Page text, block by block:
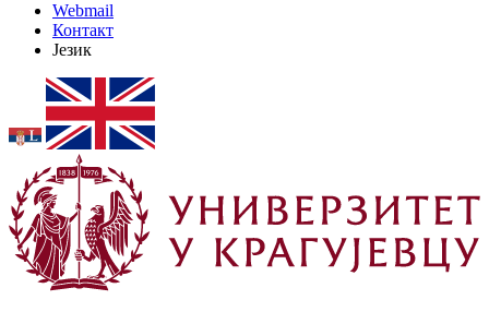
Webmail
Контакт
Језик